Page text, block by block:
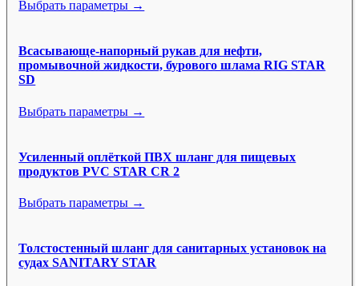
Выбрать параметры →
Всасывающе-напорный рукав для нефти,
промывочной жидкости, бурового шлама RIG STAR
SD
Выбрать параметры →
Усиленный оплёткой ПВХ шланг для пищевых
продуктов PVC STAR CR 2
Выбрать параметры →
Толстостенный шланг для санитарных установок на
судах SANITARY STAR